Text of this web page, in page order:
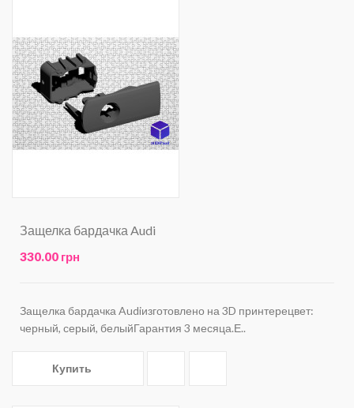
Защелка бардачка Audi
330.00 грн
Защелка бардачка Audiизготовлено на 3D принтерецвет:
черный, серый, белыйГарантия 3 месяца.Е..
Купить